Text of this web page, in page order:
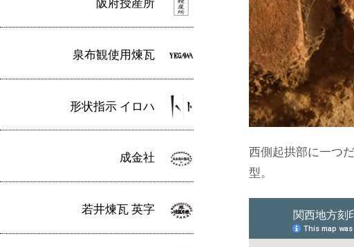
泉布観使用煉瓦
形状指示 イロハ
成金社
若井煉瓦 英字
西側起拱部に一つ
型。